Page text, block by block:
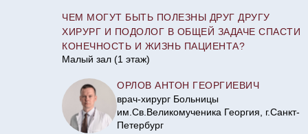
ЧЕМ МОГУТ БЫТЬ ПОЛЕЗНЫ ДРУГ ДРУГУ
ХИРУРГ И ПОДОЛОГ В ОБЩЕЙ ЗАДАЧЕ СПАСТИ
КОНЕЧНОСТЬ И ЖИЗНЬ ПАЦИЕНТА?
Малый зал (1 этаж)
ОРЛОВ АНТОН ГЕОРГИЕВИЧ
врач-хирург Больницы
им.Св.Великомученика Георгия, г.Санкт-
Петербург